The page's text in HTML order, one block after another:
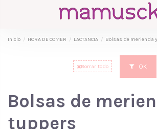
Inicio HORA DE COMER LACTANCIA Bolsas de merienda
Bolsas de
tuppers
Borrar todo OK